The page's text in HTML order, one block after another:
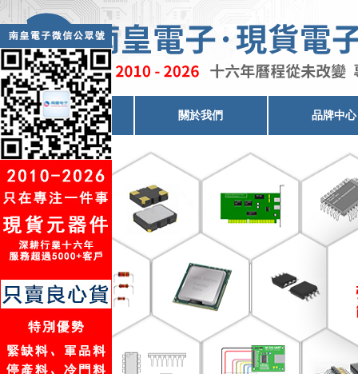
電子元器件代理 關於我們 品牌中心